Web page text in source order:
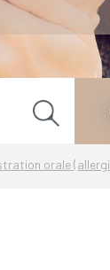
orale